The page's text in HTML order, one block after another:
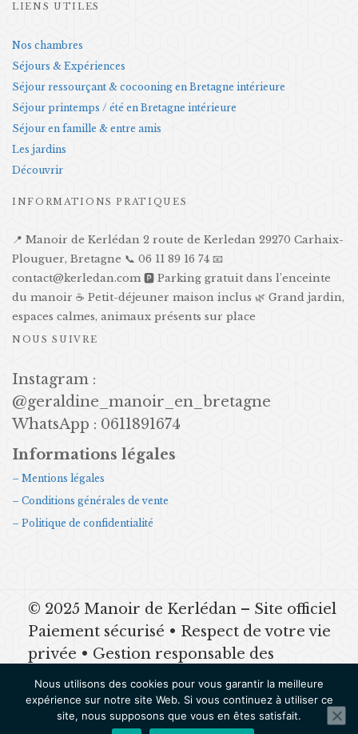
LIENS UTILES
Nos chambres
Séjours & Expériences
Séjour ressourçant & cocooning en Bretagne intérieure
Séjour printemps / été en Bretagne intérieure
Séjour en famille & entre amis
Les jardins
Découvrir
INFORMATIONS PRATIQUES
📍 Manoir de Kerlédan 2 route de Kerledan 29270 Carhaix-
Plouguer, Bretagne 📞 06 11 89 16 74 📧
contact@kerledan.com 🅿️ Parking gratuit dans l’enceinte
du manoir ☕ Petit-déjeuner maison inclus 🌿 Grand jardin,
espaces calmes, animaux présents sur place
NOUS SUIVRE
Instagram :
@geraldine_manoir_en_bretagne
WhatsApp : 0611891674
Informations légales
– Mentions légales
– Conditions générales de vente
– Politique de confidentialité
© 2025 Manoir de Kerlédan – Site officiel
Paiement sécurisé • Respect de votre vie
privée • Gestion responsable des
données Mentions légales | CGV |
Politique de confidentialité
Nous utilisons des cookies pour vous garantir la meilleure
expérience sur notre site Web. Si vous continuez à utiliser ce
site, nous supposons que vous en êtes satisfait.